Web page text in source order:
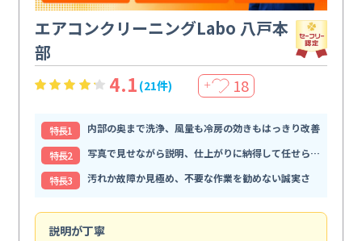
エアコンクリーニングLabo 八戸本
部
4.1 (21件) ＋ 18
特⻑1
内部の奥まで洗浄、風量も冷房の効きもはっきり改善
特⻑2
写真で見せながら説明、仕上がりに納得して任せられる
特⻑3
汚れか故障か見極め、不要な作業を勧めない誠実さ
説明が丁寧